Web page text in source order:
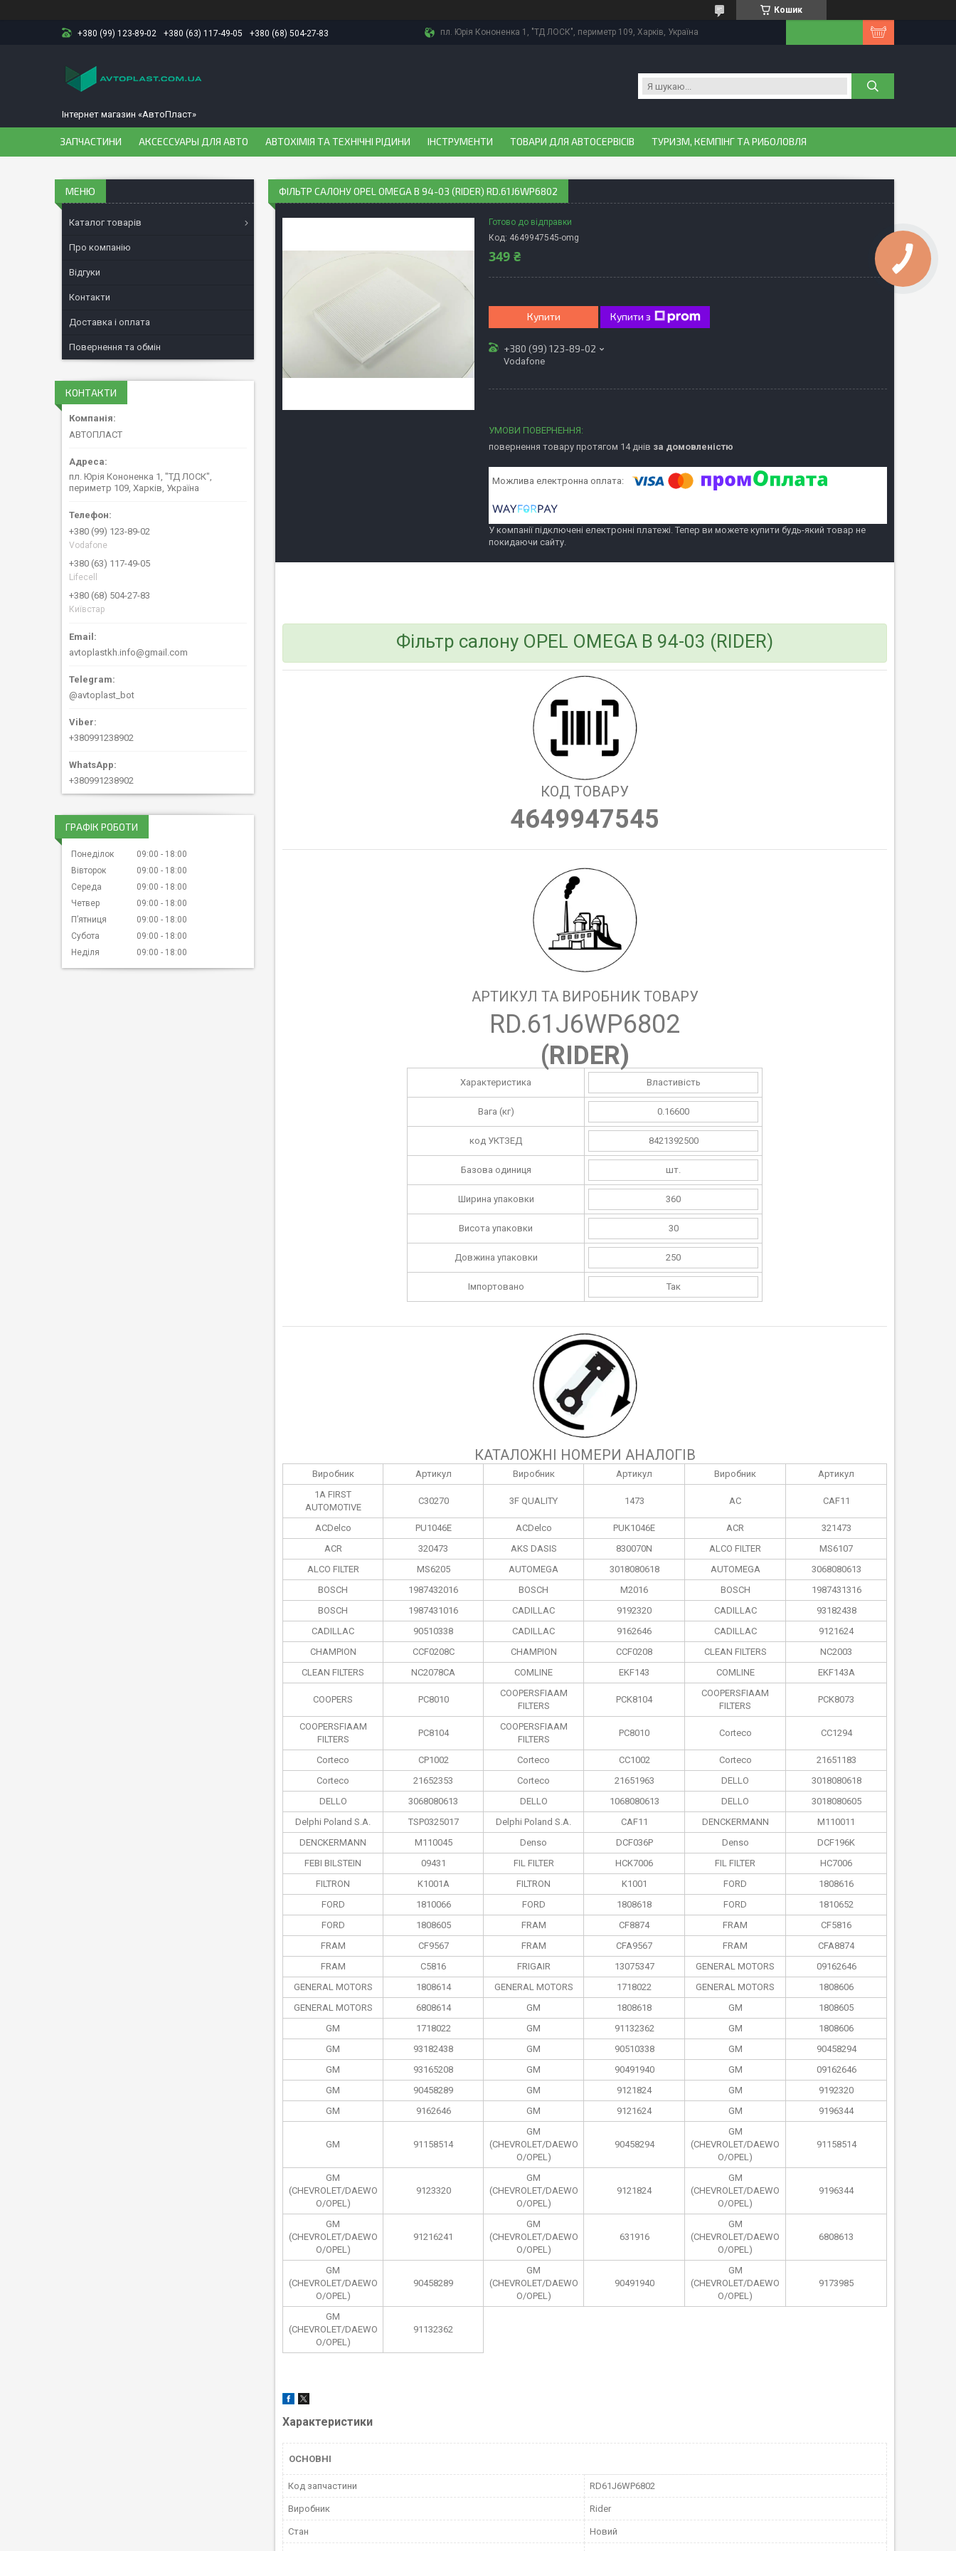
Кошик
+380 (99) 123-89-02 +380 (63) 117-49-05 +380 (68) 504-27-83 пл. Юрія Кононенка 1, "ТД ЛОСК", периметр 109, Харків, Україна
Інтернет магазин «АвтоПласт»
ЗАПЧАСТИНИ АКСЕССУАРЫ ДЛЯ АВТО АВТОХІМІЯ ТА ТЕХНІЧНІ РІДИНИ ІНСТРУМЕНТИ ТОВАРИ ДЛЯ АВТОСЕРВІСІВ ТУРИЗМ, КЕМПІНГ ТА РИБОЛОВЛЯ
ФІЛЬТР САЛОНУ OPEL OMEGA B 94-03 (RIDER) RD.61J6WP6802
Готово до відправки
Код: 4649947545-omg
349 ₴
Купити Купити з
+380 (99) 123-89-02
Vodafone
повернення товару протягом 14 днів за домовленістю
У компанії підключені електронні платежі. Тепер ви можете купити будь-який товар не
покидаючи сайту.
Фільтр салону OPEL OMEGA B 94-03 (RIDER)
КОД ТОВАРУ
4649947545
АРТИКУЛ ТА ВИРОБНИК ТОВАРУ
RD.61J6WP6802
(RIDER)
Характеристика Властивість
Вага (кг) 0.16600
код УКТЗЕД 8421392500
Базова одиниця шт.
Ширина упаковки 360
Висота упаковки 30
Довжина упаковки 250
Імпортовано Так
КАТАЛОЖНІ НОМЕРИ АНАЛОГІВ
Виробник Артикул Виробник Артикул Виробник
Артикул
1A FIRST
AUTOMOTIVE
C30270 3F QUALITY 1473 AC CAF11
ACDelco PU1046E ACDelco PUK1046E ACR
321473
ACR
320473 AKS DASIS 830070N ALCO FILTER
MS6107
ALCO FILTER
MS6205 AUTOMEGA 3018080618 AUTOMEGA
3068080613
BOSCH
1987432016 BOSCH M2016 BOSCH
1987431316
BOSCH
1987431016 CADILLAC 9192320 CADILLAC
93182438
CADILLAC
90510338 CADILLAC 9162646 CADILLAC
9121624
CHAMPION
CCF0208C CHAMPION CCF0208 CLEAN FILTERS
NC2003
CLEAN FILTERS
NC2078CA COMLINE EKF143 COMLINE EKF143A
COOPERS PC8010
COOPERSFIAAM
FILTERS
PCK8104
COOPERSFIAAM
FILTERS
PCK8073
COOPERSFIAAM
FILTERS
PC8104
COOPERSFIAAM
FILTERS
PC8010 Corteco CC1294
Corteco CP1002 Corteco CC1002 Corteco
21651183
Corteco
21652353 Corteco 21651963 DELLO
3018080618
DELLO
3068080613 DELLO 1068080613 DELLO
3018080605
Delphi Poland S.А.
TSP0325017 Delphi Poland S.А. CAF11 DENCKERMANN
M110011
DENCKERMANN
M110045 Denso DCF036P Denso
DCF196K
FEBI BILSTEIN
09431 FIL FILTER HCK7006 FIL FILTER
HC7006
FILTRON
K1001A FILTRON K1001 FORD
1808616
FORD
1810066 FORD 1808618 FORD
1810652
FORD
1808605 FRAM CF8874 FRAM
CF5816
FRAM
CF9567 FRAM CFA9567 FRAM
CFA8874
FRAM
C5816 FRIGAIR 13075347 GENERAL MOTORS
09162646
GENERAL MOTORS
1808614 GENERAL MOTORS 1718022 GENERAL MOTORS
1808606
GENERAL MOTORS
6808614 GM 1808618 GM
1808605
GM
1718022 GM 91132362 GM
1808606
GM
93182438 GM 90510338 GM
90458294
GM
93165208 GM 90491940 GM
09162646
GM
90458289 GM 9121824 GM
9192320
GM
9162646 GM 9121624 GM 9196344
GM 91158514
GM
(CHEVROLET/DAEWO
O/OPEL)
90458294
GM
(CHEVROLET/DAEWO
O/OPEL)
91158514
GM
(CHEVROLET/DAEWO
O/OPEL)
9123320
GM
(CHEVROLET/DAEWO
O/OPEL)
9121824
GM
(CHEVROLET/DAEWO
O/OPEL)
9196344
GM
(CHEVROLET/DAEWO
O/OPEL)
91216241
GM
(CHEVROLET/DAEWO
O/OPEL)
631916
GM
(CHEVROLET/DAEWO
O/OPEL)
6808613
GM
(CHEVROLET/DAEWO
O/OPEL)
90458289
GM
(CHEVROLET/DAEWO
O/OPEL)
90491940
GM
(CHEVROLET/DAEWO
O/OPEL)
9173985
GM
(CHEVROLET/DAEWO
O/OPEL)
91132362
Характеристики
ОСНОВНІ
Код запчастини RD61J6WP6802
Виробник Rider
Стан Новий
Каталог товарів
Про компанію
Відгуки
Контакти
Доставка і оплата
Повернення та обмін
КОНТАКТИ
АВТОПЛАСТ
пл. Юрія Кононенка 1, "ТД ЛОСК",
периметр 109, Харків, Україна
+380 (99) 123-89-02
Vodafone
+380 (63) 117-49-05
Lifecell
+380 (68) 504-27-83
Київстар
avtoplastkh.info@gmail.com
@avtoplast_bot
+380991238902
+380991238902
ГРАФІК РОБОТИ
Понеділок 09:00
18:00
Вівторок
09:00
18:00
Середа
09:00
18:00
Четвер
09:00
18:00
Пʼятниця
09:00
18:00
Субота
09:00
18:00
Неділя
09:00 18:00